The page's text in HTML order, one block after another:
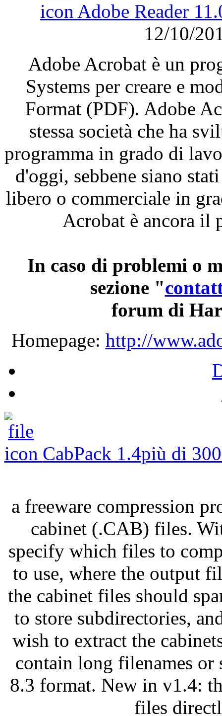
Adobe Reader
12/10/
Adobe Acrobat è un
Systems per creare e
Format (PDF). Adobe
stessa società che ha
programma in grado di
d'oggi, sebbene siano stati
libero o commerciale in
Acrobat è ancora il
In caso di problemi o
sezione"
forum di
Homepage: http://
CabPack 1.4più di
a freeware compression
cabinet (.CAB) files.
specify which files to
to use, where the output
the cabinet files should
to store subdirectories,
wish to extract the
contain long filenames or
8.3 format. New in v1.4:
files